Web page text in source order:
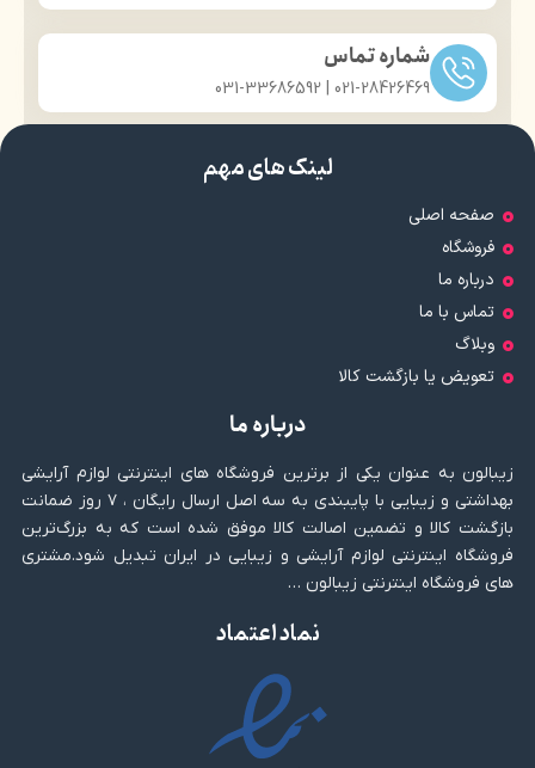
شماره تماس
021-28426469 | 031-33686592
لینک های مهم
صفحه اصلی
فروشگاه
درباره ما
تماس با ما
وبلاگ
تعویض یا بازگشت کالا
درباره ما
زیبالون به عنوان یکی از برترین فروشگاه های اینترنتی لوازم آرایشی
بهداشتی و زیبایی با پایبندی به سه اصل ارسال رایگان ، ۷ روز ضمانت
بازگشت کالا و تضمین اصالت کالا موفق شده است که به بزرگ‌ترین
فروشگاه اینترنتی لوازم آرایشی و زیبایی در ایران تبدیل شود.مشتری
های فروشگاه اینترنتی زیبالون …
نماد اعتماد